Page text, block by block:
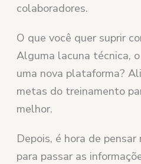
colaboradores.
O que você quer suprir
Alguma lacuna técnica,
uma nova plataforma?
metas do treinamento
melhor.
Depois, é hora de pensar
para passar as